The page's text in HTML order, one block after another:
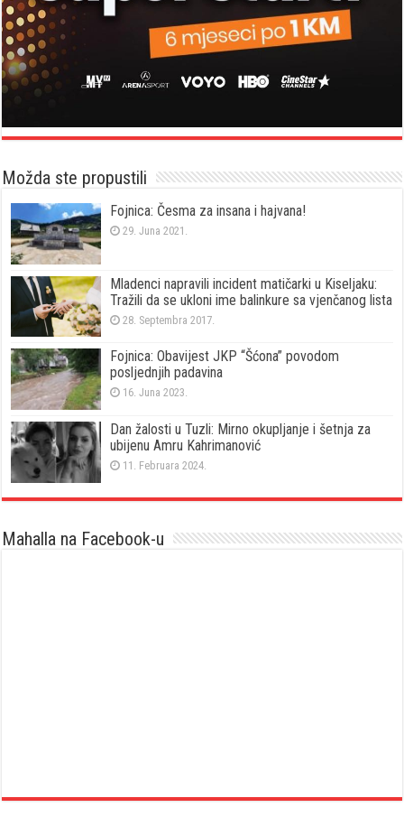
Možda ste propustili
Fojnica: Česma za insana i hajvana!
29. Juna 2021.
Mladenci napravili incident matičarki u Kiseljaku:
Tražili da se ukloni ime balinkure sa vjenčanog lista
28. Septembra 2017.
Fojnica: Obavijest JKP “Šćona” povodom
posljednjih padavina
16. Juna 2023.
Dan žalosti u Tuzli: Mirno okupljanje i šetnja za
ubijenu Amru Kahrimanović
11. Februara 2024.
Mahalla na Facebook-u